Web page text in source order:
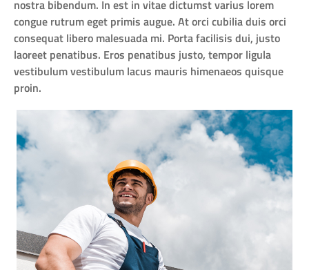
nostra bibendum. In est in vitae dictumst varius lorem
congue rutrum eget primis augue. At orci cubilia duis orci
consequat libero malesuada mi. Porta facilisis dui, justo
laoreet penatibus. Eros penatibus justo, tempor ligula
vestibulum vestibulum lacus mauris himenaeos quisque
proin.